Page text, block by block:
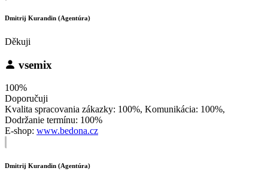
Dmitrij Kurandin (Agentúra)
Děkuji
vsemix
100%
Doporučuji
Kvalita spracovania zákazky: 100%, Komunikácia: 100%,
Dodržanie termínu: 100%
E-shop: www.bedona.cz
Dmitrij Kurandin (Agentúra)